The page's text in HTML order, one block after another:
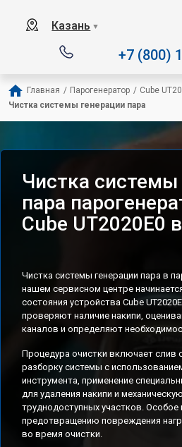
Казань ▼
+7 (800)
Главная / Парогенератор / Cube
Чистка системы генерации пара
Чистка системы
пара
Cube UT2020E0
Чистка системы генерации пара в
нашем сервисном центре
состояния устройства Cube
проверяют наличие накипи,
каналов и определяют
Процедура очистки включает слив
разборку системы с
инструмента, применение
для удаления накипи и
труднодоступных участков. Особое
предотвращению повреждения
во время очистки.